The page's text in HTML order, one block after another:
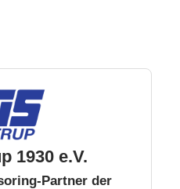
1930 e.V.
Partner der